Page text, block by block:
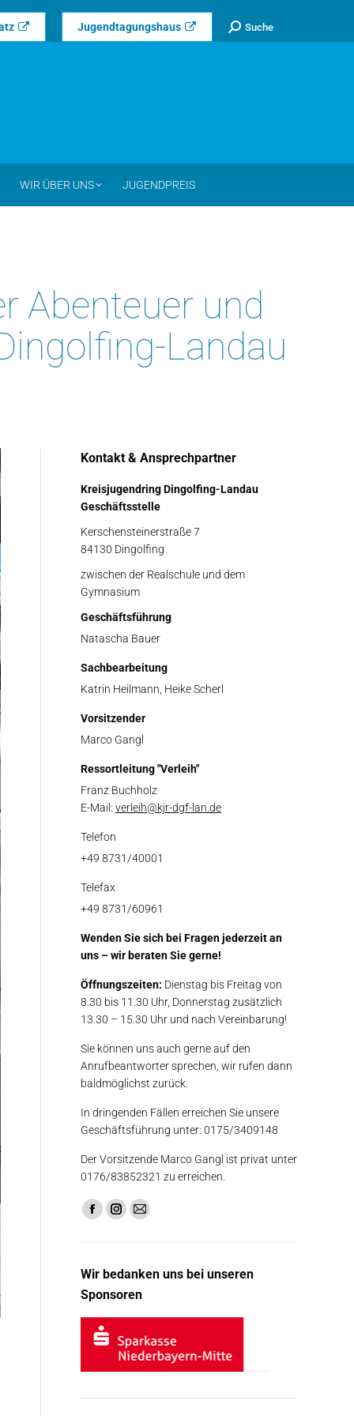
Jugendtagungshaus Search:
Suche
WIR ÜBER UNS JUGENDPREIS
Abenteuer und
Landau
Kontakt & Ansprechpartner
Kreisjugendring Dingolfing-Landau
Geschäftsstelle
Kerschensteinerstraße 7
84130 Dingolfing
zwischen der Realschule und dem
Gymnasium
Geschäftsführung
Natascha Bauer
Sachbearbeitung
Katrin Heilmann, Heike Scherl
Vorsitzender
Marco Gangl
Ressortleitung "Verleih"
Franz Buchholz
E-Mail: verleih@kjr-dgf-lan.de
Telefon
+49 8731/40001
Telefax
+49 8731/60961
Wenden Sie sich bei Fragen jederzeit an
uns – wir beraten Sie gerne!
Öffnungszeiten: Dienstag bis Freitag von
8.30 bis 11.30 Uhr, Donnerstag zusätzlich
13.30 – 15.30 Uhr und nach Vereinbarung!
Sie können uns auch gerne auf den
Anrufbeantworter sprechen, wir rufen dann
baldmöglichst zurück.
In dringenden Fällen erreichen Sie unsere
Geschäftsführung unter: 0175/3409148
Der Vorsitzende Marco Gangl ist privat unter
0176/83852321 zu erreichen.
Finden Sie uns auf:
Facebook
in
new
window
Instagram
in
new
window
E-
opens
in
new
window
Wir bedanken uns bei unseren
Sponsoren